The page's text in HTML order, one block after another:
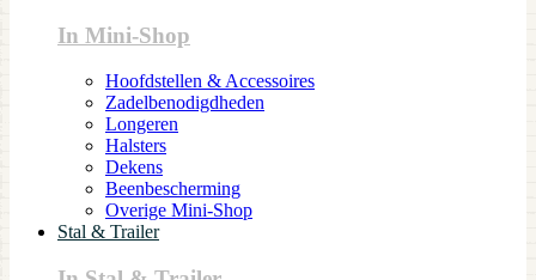
In Mini-Shop
Hoofdstellen & Accessoires
Zadelbenodigdheden
Longeren
Halsters
Dekens
Beenbescherming
Overige Mini-Shop
Stal & Trailer